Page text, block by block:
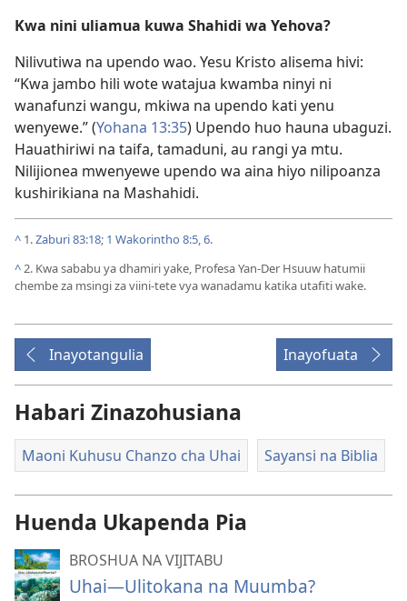
Kwa nini uliamua kuwa Shahidi wa Yehova?
Nilivutiwa na upendo wao. Yesu Kristo alisema hivi:
“Kwa jambo hili wote watajua kwamba ninyi ni
wanafunzi wangu, mkiwa na upendo kati yenu
wenyewe.” (Yohana 13:35) Upendo huo hauna ubaguzi.
Hauathiriwi na taifa, tamaduni, au rangi ya mtu.
Nilijionea mwenyewe upendo wa aina hiyo nilipoanza
kushirikiana na Mashahidi.
^ 1.Zaburi 83:18; 1 Wakorintho 8:5, 6.
^2. Kwa sababu ya dhamiri yake, Profesa Yan-Der Hsuuw hatumii
chembe za msingi za viini-tete vya wanadamu katika utafiti wake.
Inayotangulia Inayofuata
Habari Zinazohusiana
Maoni Kuhusu Chanzo cha Uhai Sayansi na Biblia
Huenda Ukapenda Pia
BROSHUA NA VIJITABU
Uhai—Ulitokana na Muumba?